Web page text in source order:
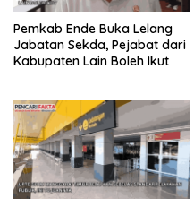
Pemkab Ende Buka Lelang
Jabatan Sekda, Pejabat dari
Kabupaten Lain Boleh Ikut